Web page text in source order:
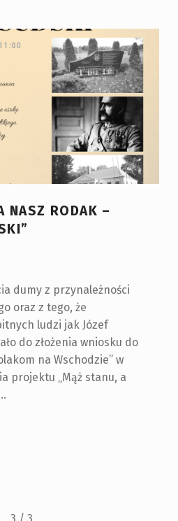
NASZ RODAK –
dumy z przynależności
oraz z tego, że
ludzi jak Józef
do złożenia wniosku do
na Wschodzie” w
projektu „Mąż stanu, a